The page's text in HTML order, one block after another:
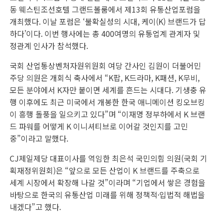
동 웨스틴조선호텔 그랜드볼룸에서 제13회 유통산업포럼을
개최했다. 이날 포럼은 ‘불확실성의 시대, 케이(K) 브랜드가 답
하다’이다. 이번 행사에는 총 400여명의 유통업계 관계자 및
정관계 인사가 참석했다.
국회 산업통상벤처자원위원회 여당 간사인 김원이 더불어민
주당 의원은 개회식 축사에서 “K팝, K드라마, K패션, K무비,
모든 분야에서 K자만 붙이면 세계를 흔드는 시대다. 기생충 유
행 이후에도 최근 미국에서 개봉한 한국 애니메이션 킹오브킹
이 흥행 돌풍을 일으키고 있다”며 “이재명 정부하에서 K 브랜
드 파워를 어떻게 K 이니셔티브로 이어갈 것인지를 고민
중”이라고 말했다.
CJ제일제당 대표이사를 역임한 최은석 국민의힘 의원(국회 기
획재정위원회)은 “앞으로 모든 산업이 K 브랜드를 주축으로
세계 시장에서 확장해 나갈 것”이라며 “기업에서 쌓은 경험을
바탕으로 한국의 유통산업 미래를 위해 정책적·입법적 해법을
내겠다”고 했다.